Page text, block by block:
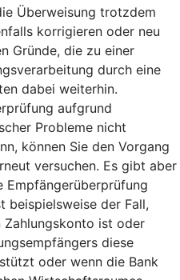
Überweisung trotzdem
korrigieren oder neu
Gründe, die zu einer
durch eine
dabei weiterhin.
aufgrund
Probleme nicht
können Sie den Vorgang
versuchen. Es gibt aber
Empfängerüberprüfung
beispielsweise der Fall,
ist oder
diese
oder wenn die Bank